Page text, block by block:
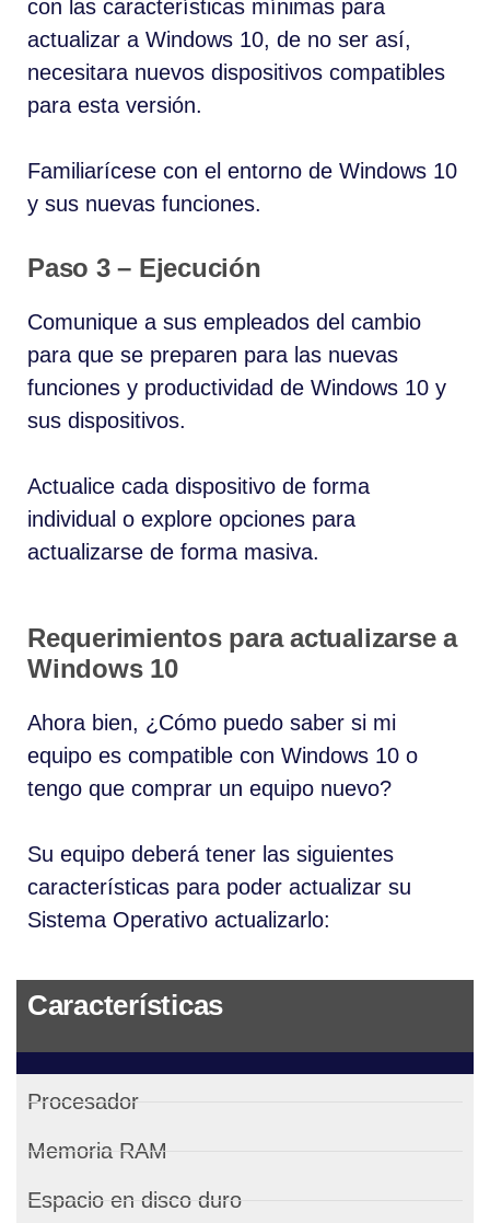
con las características mínimas para
actualizar a Windows 10, de no ser así,
necesitara nuevos dispositivos compatibles
para esta versión.
Familiarícese con el entorno de Windows 10
y sus nuevas funciones.
Paso 3 – Ejecución
Comunique a sus empleados del cambio
para que se preparen para las nuevas
funciones y productividad de Windows 10 y
sus dispositivos.
Actualice cada dispositivo de forma
individual o explore opciones para
actualizarse de forma masiva.
Requerimientos para actualizarse a
Windows 10
Ahora bien, ¿Cómo puedo saber si mi
equipo es compatible con Windows 10 o
tengo que comprar un equipo nuevo?
Su equipo deberá tener las siguientes
características para poder actualizar su
Sistema Operativo actualizarlo:
Características
Procesador
Memoria RAM
Espacio en disco duro